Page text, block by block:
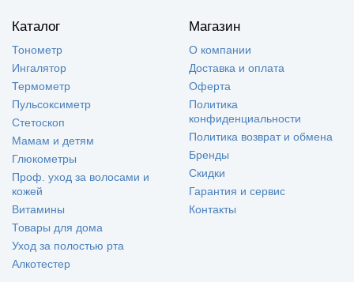
Каталог
Тонометр
Ингалятор
Термометр
Пульсоксиметр
Стетоскоп
Мамам и детям
Глюкометры
Проф. уход за волосами и
кожей
Витамины
Товары для дома
Уход за полостью рта
Алкотестер
Магазин
О компании
Доставка и оплата
Оферта
Политика
конфиденциальности
Политика возврат и обмена
Бренды
Скидки
Гарантия и сервис
Контакты